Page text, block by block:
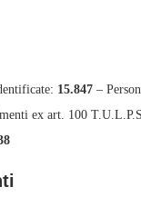
15.847 –
ex art. 100